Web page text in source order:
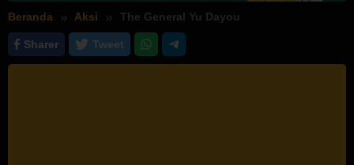
Beranda Aksi The General Yu Dayou
Sharer Tweet